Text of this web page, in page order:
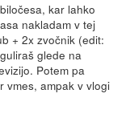
kar lahko
nakladam v tej
+ 2x zvočnik (edit:
glede na
Potem pa
vmes, ampak v vlogi